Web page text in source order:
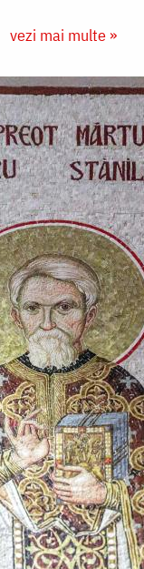
vezi mai multe »